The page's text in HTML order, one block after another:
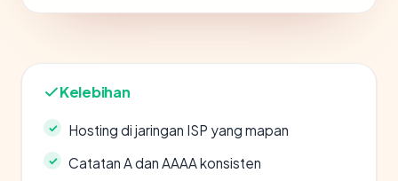
Kelebihan
Hosting di jaringan ISP yang mapan
Catatan A dan AAAA konsisten